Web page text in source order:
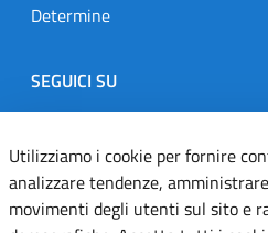
Determine
SEGUICI SU
Designers Italia
TwitterInstagramYoutube
Utilizziamo i cookie per fornire
analizzare tendenze,
movimenti degli utenti sul sito e